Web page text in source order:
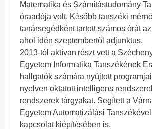
Matematika és Számítástudomány
óraadója volt. Később tanszéki
tanársegédként tartott számos órát
ahol idén szeptembertől adjunktus.
2013-tól aktívan részt vett a
Egyetem Informatika Tanszékének
hallgatók számára nyújtott
nyelven oktatott intelligens
rendszerek tárgyakat. Segített a
Egyetem Automatizálási
kapcsolat kiépítésében is.